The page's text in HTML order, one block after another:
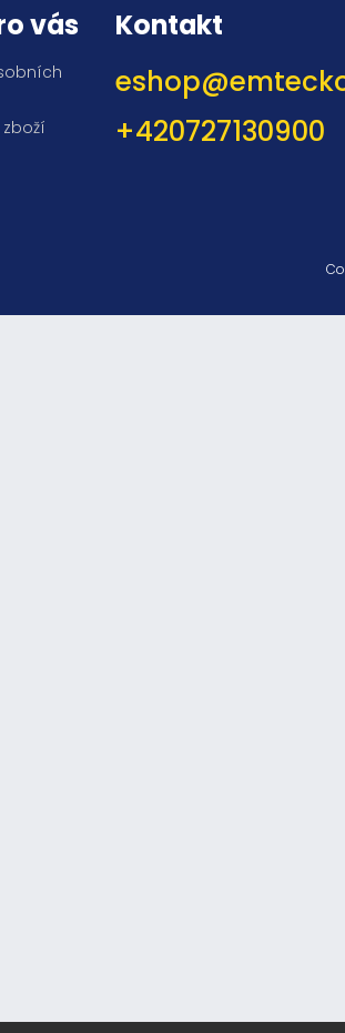
vás Kontakt
eshop@
+420727130900